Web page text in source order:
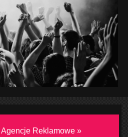
Agencje Reklamowe »